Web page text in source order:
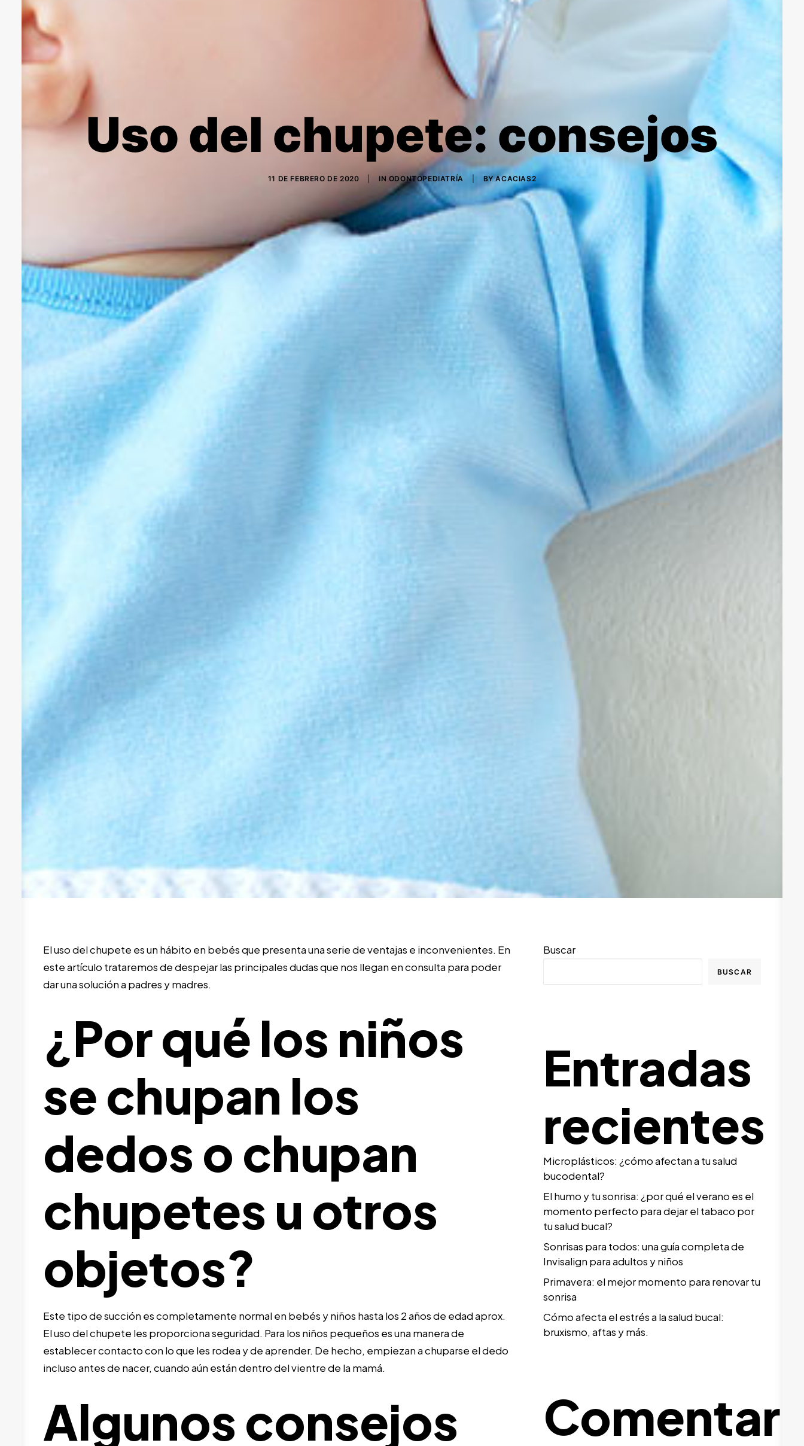
Uso del chupete: consejos
11 DE FEBRERO DE 2020 IN ODONTOPEDIATRÍA BYACACIAS2
El uso del chupete es un hábito en bebés que presenta una serie de ventajas e inconvenientes. En
este artículo trataremos de despejar las principales dudas que nos llegan en consulta para poder
dar una solución a padres y madres.
¿Por qué los niños
se chupan los
dedos o chupan
chupetes u otros
objetos?
Este tipo de succión es completamente normal en bebés y niños hasta los 2 años de edad aprox.
El uso del chupete les proporciona seguridad. Para los niños pequeños es una manera de
establecer contacto con lo que les rodea y de aprender. De hecho, empiezan a chuparse el dedo
incluso antes de nacer, cuando aún están dentro del vientre de la mamá.
Algunos consejos
Buscar
BUSCAR
Entradas
recientes
Microplásticos: ¿cómo afectan a tu salud
bucodental?
El humo y tu sonrisa: ¿por qué el verano es el
momento perfecto para dejar el tabaco por
tu salud bucal?
Sonrisas para todos: una guía completa de
Invisalign para adultos y niños
Primavera: el mejor momento para renovar tu
sonrisa
Cómo afecta el estrés a la salud bucal:
bruxismo, aftas y más.